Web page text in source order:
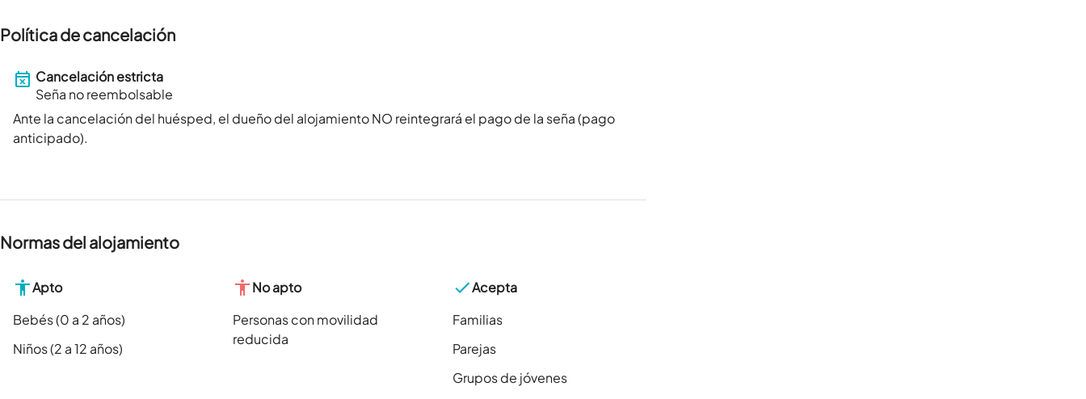
Política de cancelación
Cancelación estricta
Seña no reembolsable
Ante la cancelación del huésped, el dueño del alojamiento NO reintegrará el pago de la seña (pago
anticipado).
Normas del alojamiento
Apto
Bebés (0 a 2 años)
Niños (2 a 12 años)
No apto
Personas con movilidad
reducida
Acepta
Familias
Parejas
Grupos de jóvenes